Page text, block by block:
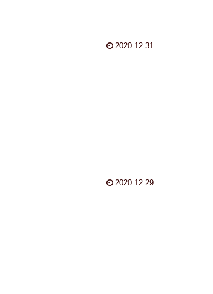
2020.12.31
2020.12.29